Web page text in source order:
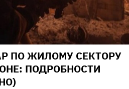
ПО ЖИЛОМУ СЕКТОРУ
ПОДРОБНОСТИ